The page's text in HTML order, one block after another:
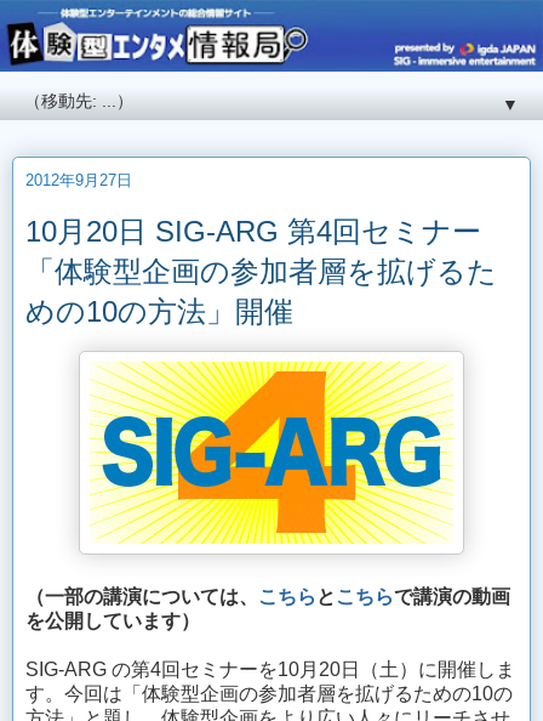
▼
2012年9月27日
10月20日 SIG-ARG 第4回セミナー
「体験型企画の参加者層を拡げるた
めの10の方法」開催
（一部の講演については、 こちら と こちらで講演の動画
を公開しています）
SIG-ARG の第4回セミナーを10月20日（土）に開催しま
す。今回は「体験型企画の参加者層を拡げるための10の